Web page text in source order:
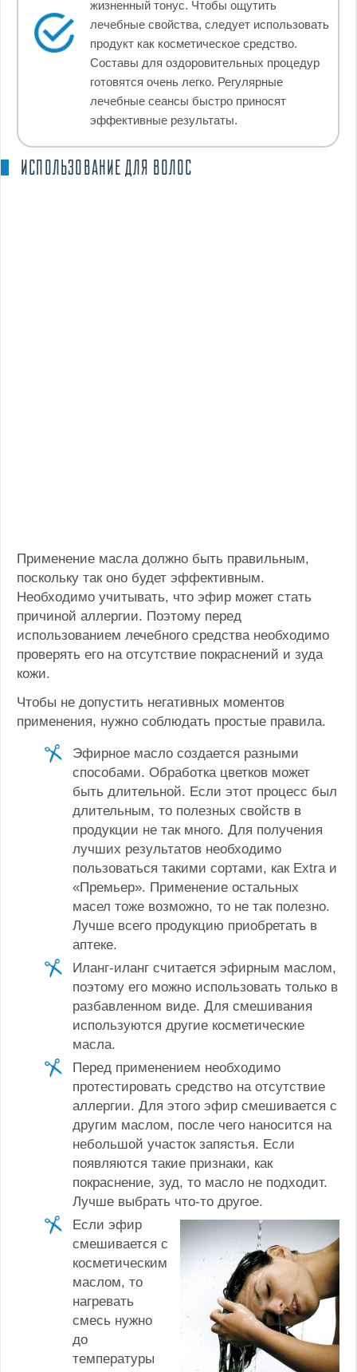
жизненный тонус. Чтобы ощутить
лечебные свойства, следует использовать
продукт как косметическое средство.
Составы для оздоровительных процедур
готовятся очень легко. Регулярные
лечебные сеансы быстро приносят
эффективные результаты.
ИСПОЛЬЗОВАНИЕ ДЛЯ ВОЛОС
Применение масла должно быть правильным,
поскольку так оно будет эффективным.
Необходимо учитывать, что эфир может стать
причиной аллергии. Поэтому перед
использованием лечебного средства необходимо
проверять его на отсутствие покраснений и зуда
кожи.
Чтобы не допустить негативных моментов
применения, нужно соблюдать простые правила.
Эфирное масло создается разными
способами. Обработка цветков может
быть длительной. Если этот процесс был
длительным, то полезных свойств в
продукции не так много. Для получения
лучших результатов необходимо
пользоваться такими сортами, как Extra и
«Премьер». Применение остальных
масел тоже возможно, то не так полезно.
Лучше всего продукцию приобретать в
аптеке.
Иланг-иланг считается эфирным маслом,
поэтому его можно использовать только в
разбавленном виде. Для смешивания
используются другие косметические
масла.
Перед применением необходимо
протестировать средство на отсутствие
аллергии. Для этого эфир смешивается с
другим маслом, после чего наносится на
небольшой участок запястья. Если
появляются такие признаки, как
покраснение, зуд, то масло не подходит.
Лучше выбрать что-то другое.
Если эфир
смешивается с
косметическим
маслом, то
нагревать
смесь нужно
до
температуры